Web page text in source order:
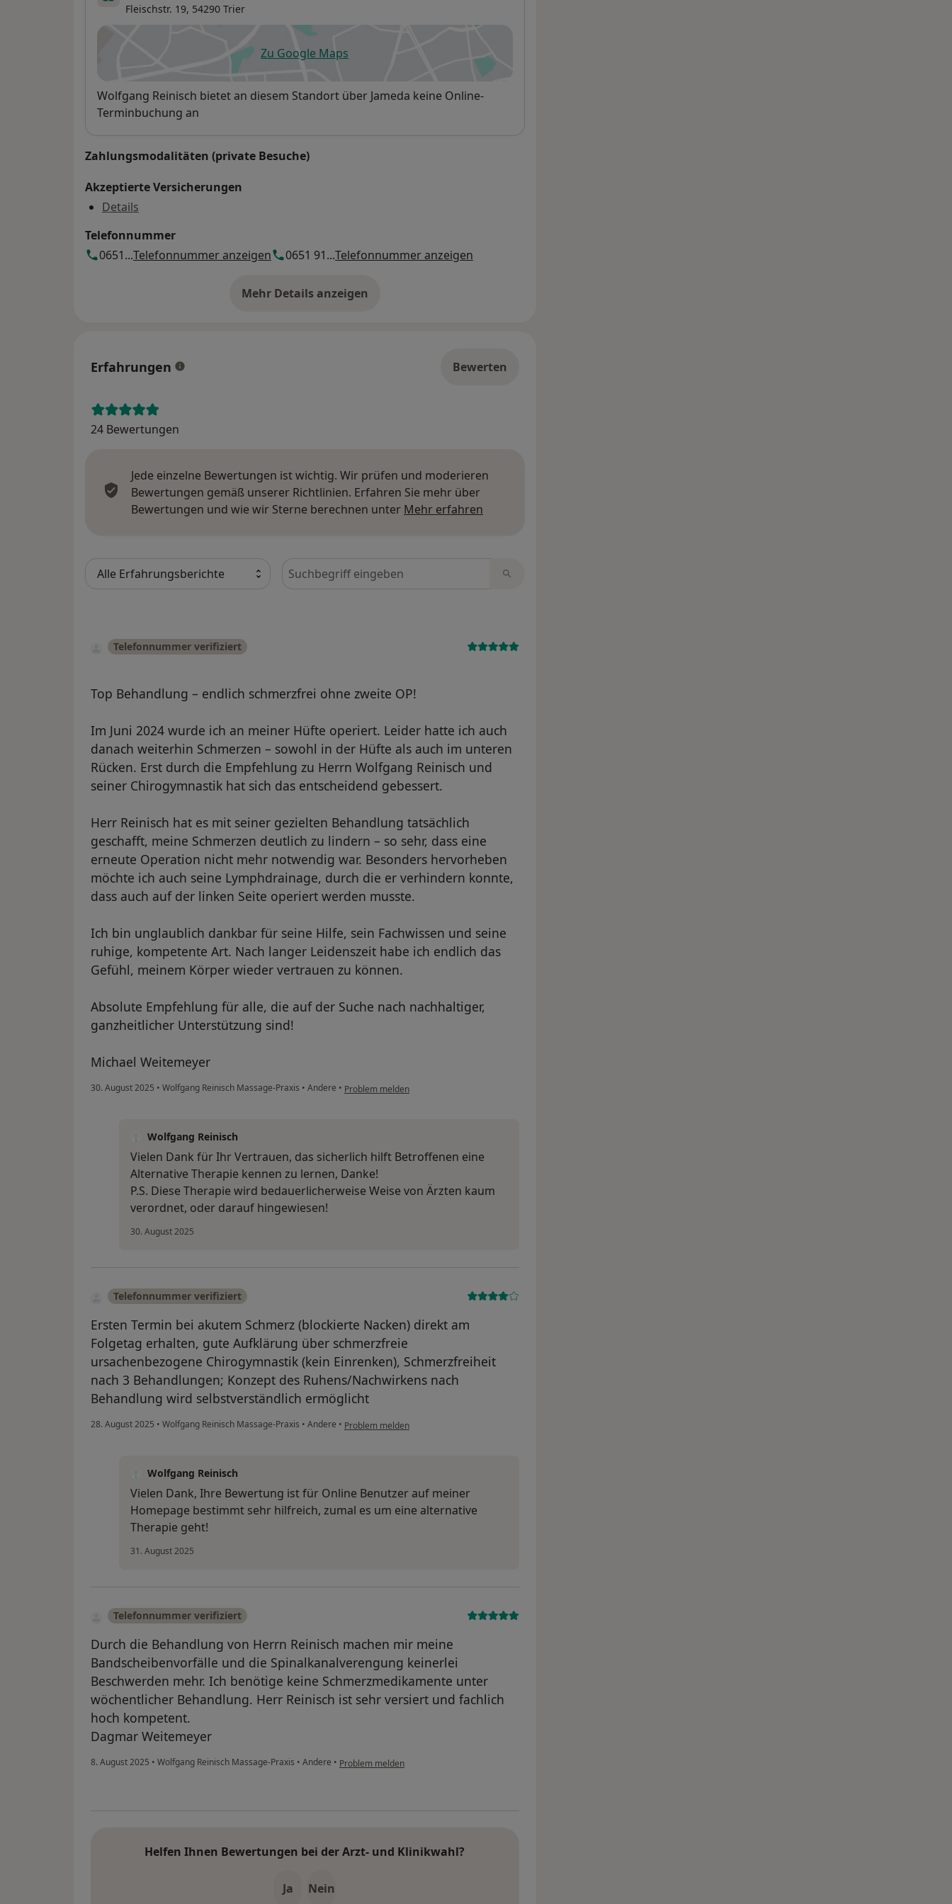
Fleischstr. 19, 54290 Trier
Zu Google Mapsöffnet in einer neuen Registerkarte
Verfügbarkeit
Wolfgang Reinisch bietet an diesem Standort über Jameda keine Online-
Terminbuchung an
Zahlungsmodalitäten (private Besuche)
Akzeptierte Versicherungen
Details
Telefonnummer
0651...Telefonnummer anzeigen 0651 91...Telefonnummer anzeigen
Mehr Details anzeigen
über die Adresse
Erfahrungen Bewerten
24 Bewertungen
Jede einzelne Bewertungen ist wichtig. Wir prüfen und moderieren
Bewertungen gemäß unserer Richtlinien. Erfahren Sie mehr über
Bewertungen und wie wir Sterne berechnen unter Mehr erfahren
Bewertungen durchsuchen
Telefonnummer verifiziert
Top Behandlung – endlich schmerzfrei ohne zweite OP!
Im Juni 2024 wurde ich an meiner Hüfte operiert. Leider hatte ich auch
danach weiterhin Schmerzen – sowohl in der Hüfte als auch im unteren
Rücken. Erst durch die Empfehlung zu Herrn Wolfgang Reinisch und
seiner Chirogymnastik hat sich das entscheidend gebessert.
Herr Reinisch hat es mit seiner gezielten Behandlung tatsächlich
geschafft, meine Schmerzen deutlich zu lindern – so sehr, dass eine
erneute Operation nicht mehr notwendig war. Besonders hervorheben
möchte ich auch seine Lymphdrainage, durch die er verhindern konnte,
dass auch auf der linken Seite operiert werden musste.
Ich bin unglaublich dankbar für seine Hilfe, sein Fachwissen und seine
ruhige, kompetente Art. Nach langer Leidenszeit habe ich endlich das
Gefühl, meinem Körper wieder vertrauen zu können.
Absolute Empfehlung für alle, die auf der Suche nach nachhaltiger,
ganzheitlicher Unterstützung sind!
Michael Weitemeyer
30. August 2025 • Wolfgang Reinisch Massage-Praxis • Andere • Problem melden
Wolfgang Reinisch
Vielen Dank für Ihr Vertrauen, das sicherlich hilft Betroffenen eine
Alternative Therapie kennen zu lernen, Danke!
P.S. Diese Therapie wird bedauerlicherweise Weise von Ärzten kaum
verordnet, oder darauf hingewiesen!
30. August 2025
Telefonnummer verifiziert
Ersten Termin bei akutem Schmerz (blockierte Nacken) direkt am
Folgetag erhalten, gute Aufklärung über schmerzfreie
ursachenbezogene Chirogymnastik (kein Einrenken), Schmerzfreiheit
nach 3 Behandlungen; Konzept des Ruhens/Nachwirkens nach
Behandlung wird selbstverständlich ermöglicht
28. August 2025 • Wolfgang Reinisch Massage-Praxis • Andere • Problem melden
Wolfgang Reinisch
Vielen Dank, Ihre Bewertung ist für Online Benutzer auf meiner
Homepage bestimmt sehr hilfreich, zumal es um eine alternative
Therapie geht!
31. August 2025
Telefonnummer verifiziert
Durch die Behandlung von Herrn Reinisch machen mir meine
Bandscheibenvorfälle und die Spinalkanalverengung keinerlei
Beschwerden mehr. Ich benötige keine Schmerzmedikamente unter
wöchentlicher Behandlung. Herr Reinisch ist sehr versiert und fachlich
hoch kompetent.
Dagmar Weitemeyer
8. August 2025 • Wolfgang Reinisch Massage-Praxis • Andere • Problem melden
Helfen Ihnen Bewertungen bei der Arzt- und Klinikwahl?
Ja Nein